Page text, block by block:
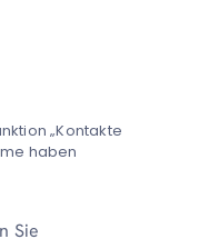
„Kontakte
haben
Sie